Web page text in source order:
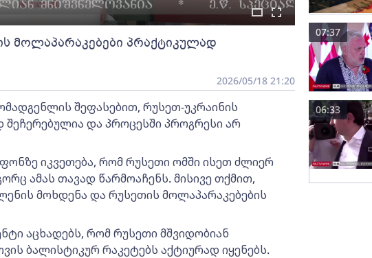
მოლაპარაკებები პრაქტიკულად
2026/05/18 21:20
შეფასებით, რუსეთ-უკრაინის
და პროცესში პროგრესი არ
იკვეთება, რომ რუსეთი ომში ისეთ ძლიერ
ამას თავად წარმოაჩენს. მისივე თქმით,
მოხდენა და რუსეთის მოლაპარაკებების
აცხადებს, რომ რუსეთი მშვიდობიან
ბალისტიკურ რაკეტებს აქტიურად იყენებს.
07:37
06:33